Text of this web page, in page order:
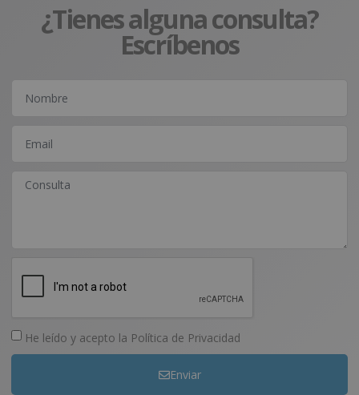
¿Tienes alguna consulta?
Escríbenos
He leído y acepto la Política de Privacidad
Enviar